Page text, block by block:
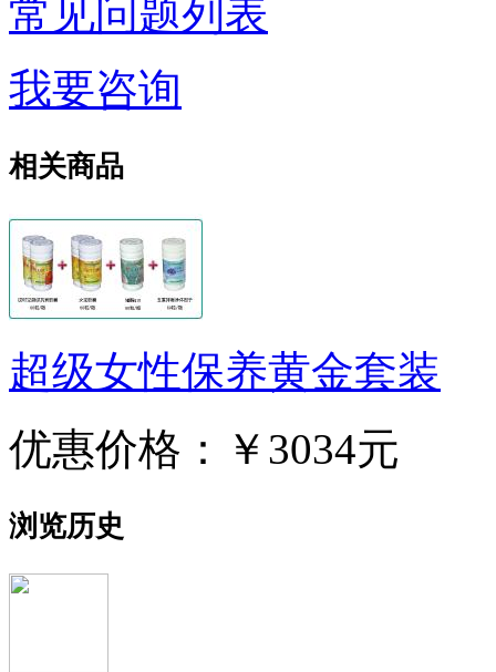
常见问题列表
我要咨询
相关商品
超级女性保养黄金套装
优惠价格：
￥3034元
浏览历史